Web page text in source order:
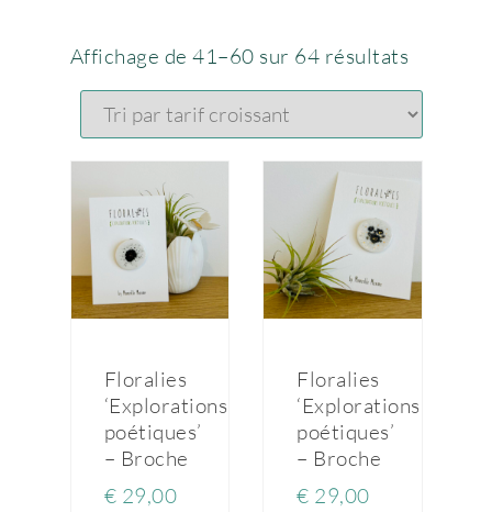
Affichage de 41–60 sur 64 résultats
Floralies
‘Explorations
poétiques’
– Broche
€ 29,00
Floralies
‘Explorations
poétiques’
– Broche
€ 29,00